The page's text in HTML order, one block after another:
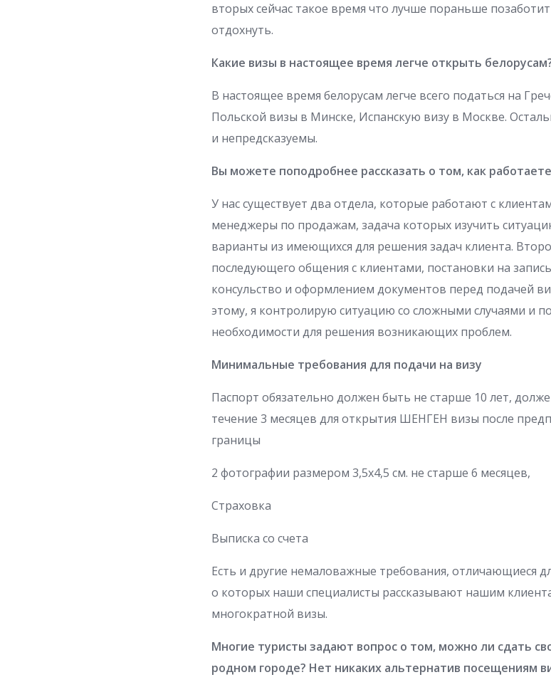
вторых сейчас такое время что лучше пораньше
отдохнуть.
Какие визы в настоящее время легче открыть
В настоящее время белорусам легче всего податься на
Польской визы в Минске, Испанскую визу в Москве.
и непредсказуемы.
Вы можете поподробнее рассказать о том, как
У нас существует два отдела, которые работают с
менеджеры по продажам, задача которых изучить
варианты из имеющихся для решения задач клиента.
последующего общения с клиентами, постановки на
консульство и оформлением документов перед подачей
этому, я контролирую ситуацию со сложными случаями и
необходимости для решения возникающих проблем.
Минимальные требования для подачи на визу
Паспорт обязательно должен быть не старше 10 лет,
течение 3 месяцев для открытия ШЕНГЕН визы после
границы
2 фотографии размером 3,5х4,5 см. не старше 6 месяцев,
Страховка
Выписка со счета
Есть и другие немаловажные требования, отличающиеся
о которых наши специалисты рассказывают нашим
многократной визы.
Многие туристы задают вопрос о том, можно ли сдать
родном городе? Нет никаких альтернатив посещениям